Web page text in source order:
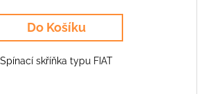
Do Košíku
Spínací skříňka typu FIAT